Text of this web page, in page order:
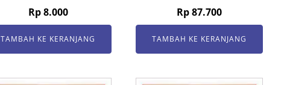
Rp8.000
TAMBAH KE KERANJANG
Rp87.700
TAMBAH KE KERANJANG